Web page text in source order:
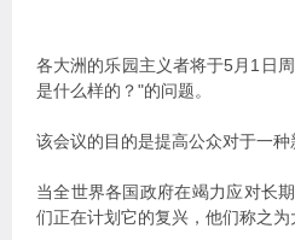
各大洲的乐园主义者将于5月1日
是什么样的？"的问题。
该会议的目的是提高公众对于一
当全世界各国政府在竭力应对长
们正在计划它的复兴，他们称之为